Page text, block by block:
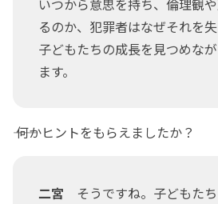
いつから意思を持ち、倫理観
るのか、犯罪者はなぜそれを失
子どもたちの成長を見つめな
ます。
―― 何かヒントをもらえましたか？
二宮 そうですね。子どもた